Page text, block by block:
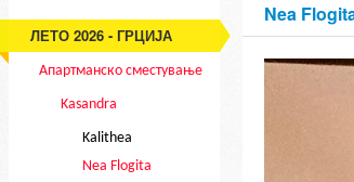
ЛЕТО 2026 - ГРЦИЈА
Апартманско сместување
Kasandra
Kalithea
Nea Flogita
Nea